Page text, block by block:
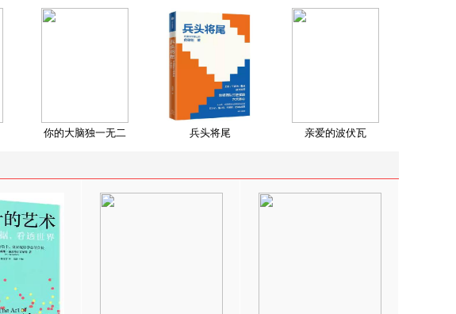
你的大脑独一无二 兵头将尾 亲爱的波伏瓦